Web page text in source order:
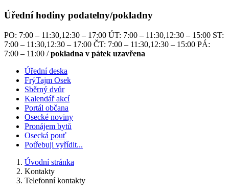
Úřední hodiny podatelny/pokladny
PO: 7:00 – 11:30,12:30 – 17:00 ÚT: 7:00 – 11:30,12:30 – 15:00 ST:
7:00 – 11:30,12:30 – 17:00 ČT: 7:00 – 11:30,12:30 – 15:00 PÁ:
7:00 – 11:00 /pokladna v pátek uzavřena
Úřední deska
FrýTajm Osek
Sběrný dvůr
Kalendář akcí
Portál občana
Osecké noviny
Pronájem bytů
Osecká pouť
Potřebuji vyřídit...
Úvodní stránka
Kontakty
Telefonní kontakty